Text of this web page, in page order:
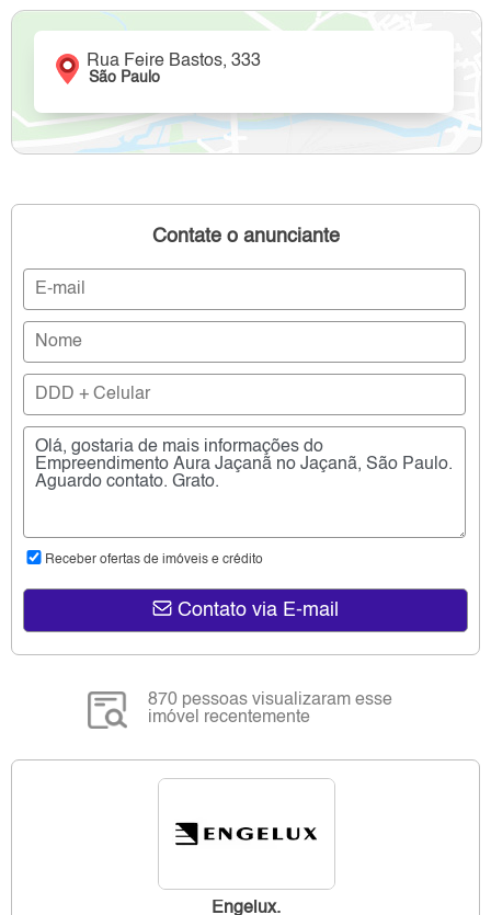
Rua Feire Bastos, 333
São Paulo
Contate o anunciante
Receber ofertas de imóveis e crédito
Contato via E-mail
870 pessoas visualizaram esse
imóvel recentemente
Engelux.